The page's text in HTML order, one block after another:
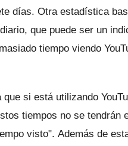
días. Otra estadística
que puede ser un
tiempo viendo
que si está utilizando
tiempos no se tendrán
visto". Además de